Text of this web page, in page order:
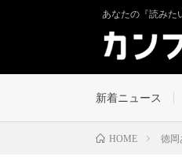
あなたの『読みた
新着ニュース
HOME 徳岡